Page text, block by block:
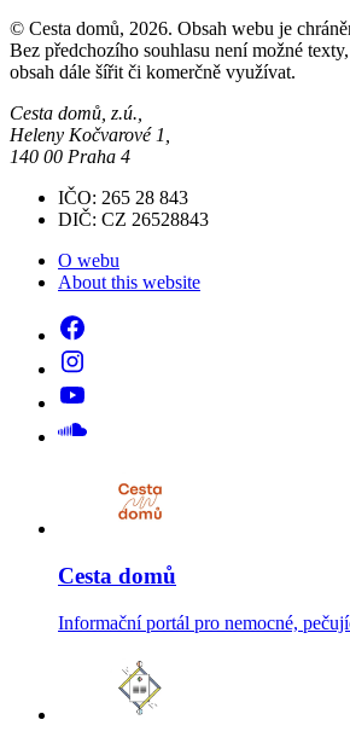
© Cesta domů, 2026. Obsah webu je
Bez předchozího souhlasu není možné
obsah dále šířit či komerčně využívat.
Cesta domů, z.ú.,
Heleny Kočvarové 1,
140 00 Praha 4
IČO: 265 28 843
DIČ: CZ 26528843
O webu
About this website
Cesta domů
Informační portál pro nemocné,